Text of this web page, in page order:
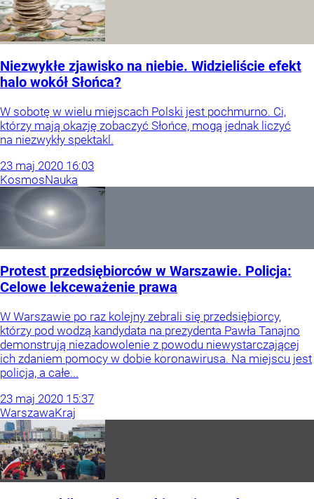
Niezwykłe zjawisko na niebie. Widzieliście efekt
halo wokół Słońca?
W sobotę w wielu miejscach Polski jest pochmurno. Ci,
którzy mają okazję zobaczyć Słońce, mogą jednak liczyć
na niezwykły spektakl.
23 maj 2020 16:03
KosmosNauka
Protest przedsiębiorców w Warszawie. Policja:
Celowe lekceważenie prawa
W Warszawie po raz kolejny zebrali się przedsiębiorcy,
którzy pod wodzą kandydata na prezydenta Pawła Tanajno
demonstrują niezadowolenie z powodu niewystarczającej
ich zdaniem pomocy w dobie koronawirusa. Na miejscu jest
policja, a całe...
23 maj 2020 15:37
WarszawaKraj